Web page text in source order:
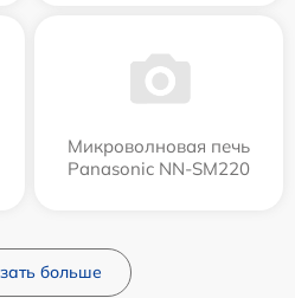
Микроволновая печь
Panasonic NN-SM220
больше